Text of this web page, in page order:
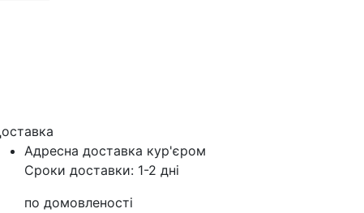
Адресна доставка кур'‎єром
Сроки доставки: 1-2 дні
по домовленості